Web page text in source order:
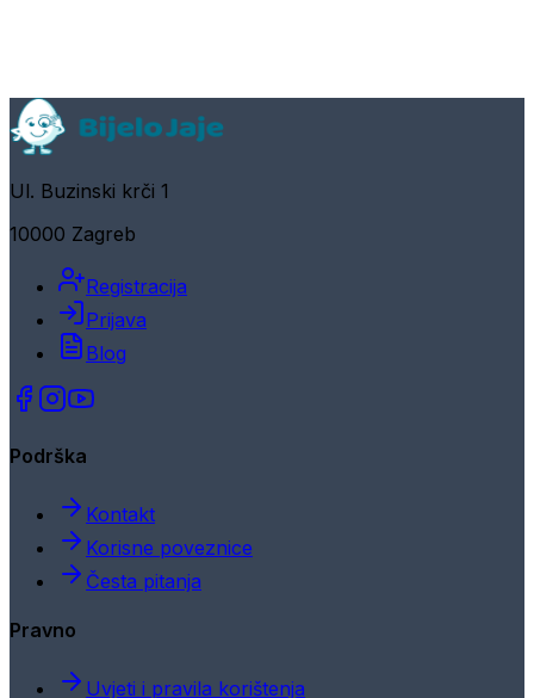
Ul. Buzinski krči 1
10000 Zagreb
Registracija
Prijava
Blog
Podrška
Kontakt
Korisne poveznice
Česta pitanja
Pravno
Uvjeti i pravila korištenja